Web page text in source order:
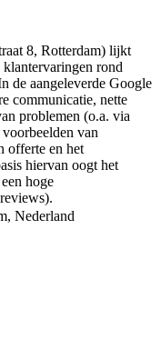
8, Rotterdam) lijkt
rond
de aangeleverde Google
communicatie, nette
problemen (o.a. via
van
offerte en het
hiervan oogt het
hoge
Nederland